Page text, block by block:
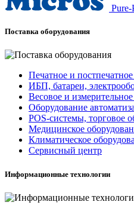
Поставка оборудования
Печатное и
ИБП, батареи,
Весовое и
Оборудование
POS-системы, торговое
Медицинское
Климатическое
Сервисный центр
Информационные технологии